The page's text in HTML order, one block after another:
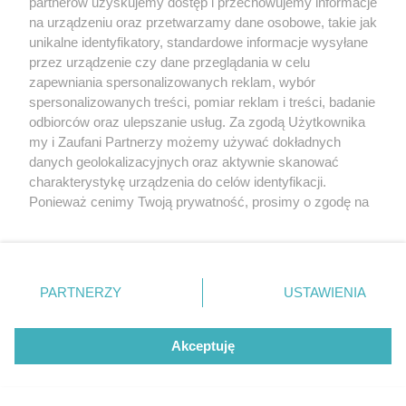
wygodny dostęp w biurze i zakładzie pracy?
na urządzeniu oraz przetwarzamy dane osobowe, takie jak
unikalne identyfikatory, standardowe informacje wysyłane
przez urządzenie czy dane przeglądania w celu
zapewniania spersonalizowanych reklam, wybór
spersonalizowanych treści, pomiar reklam i treści, badanie
odbiorców oraz ulepszanie usług. Za zgodą Użytkownika
my i Zaufani Partnerzy możemy używać dokładnych
danych geolokalizacyjnych oraz aktywnie skanować
charakterystykę urządzenia do celów identyfikacji.
Ponieważ cenimy Twoją prywatność, prosimy o zgodę na
znajdujący się w lewym dolnym rogu strony
. Niektóre
rodzaje przetwarzania danych nie wymagają zgody
użytkownika, ale masz prawo sprzeciwić się takiemu
przetwarzaniu. Preferencje będą miały zastosowania tylko
na tej witrynie.
PARTNERZY USTAWIENIA
Akceptuję